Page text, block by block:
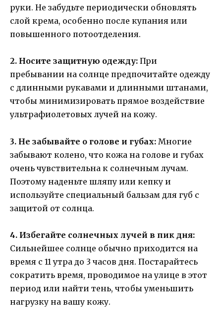
руки. Не забудьте периодически обновлять
слой крема, особенно после купания или
повышенного потоотделения.
2. Носите защитную одежду: При
пребывании на солнце предпочитайте одежду
с длинными рукавами и длинными штанами,
чтобы минимизировать прямое воздействие
ультрафиолетовых лучей на кожу.
3. Не забывайте о голове и губах: Многие
забывают колено, что кожа на голове и губах
очень чувствительна к солнечным лучам.
Поэтому наденьте шляпу или кепку и
используйте специальный бальзам для губ с
защитой от солнца.
4. Избегайте солнечных лучей в пик дня:
Сильнейшее солнце обычно приходится на
время с 11 утра до 3 часов дня. Постарайтесь
сократить время, проводимое на улице в этот
период или найти тень, чтобы уменьшить
нагрузку на вашу кожу.